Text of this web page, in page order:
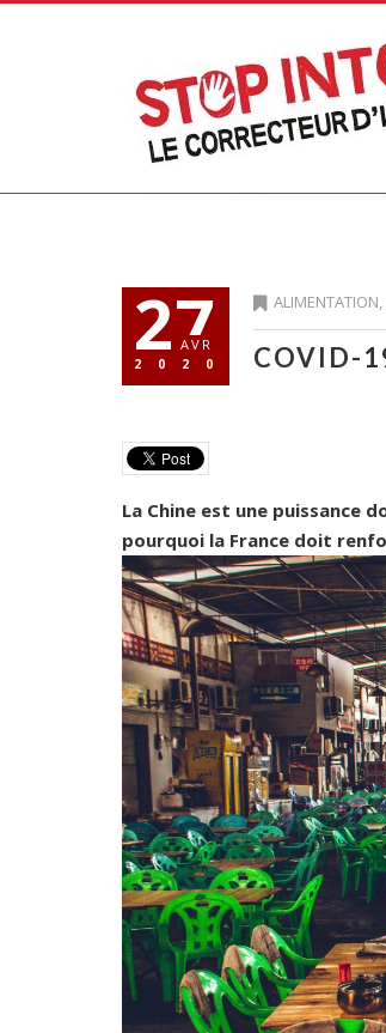
27
AVR
2020
ALIMENTATION,
COVID-
La Chine est une puissance
pourquoi la France doit